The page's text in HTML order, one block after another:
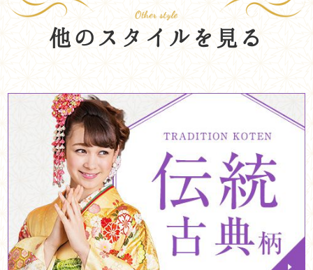
他のスタイルを見る